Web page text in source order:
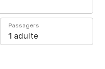
Passagers
1 adulte